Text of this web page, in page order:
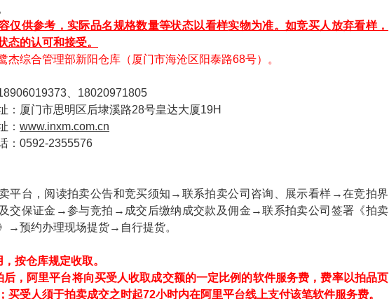
仅供参考，实际品名规格数量等状态以看样实物为准。如竞买人放弃看样，
态的认可和接受。
杰综合管理部新阳仓库（厦门市海沧区阳泰路68号）。
、18020971805
：厦门市思明区后埭溪路28号皇达大厦19H
： www.inxm.com.cn
：0592-2355576
平台，阅读拍卖公告和竞买须知→联系拍卖公司咨询、展示看样→在竞拍界
交保证金→参与竞拍→成交后缴纳成交款及佣金→联系拍卖公司签署《拍卖
→预约办理现场提货→自行提货。
按仓库规定收取。
后，阿里平台将向买受人收取成交额的一定比例的软件服务费，费率以拍品页
； 买受人须于拍卖成交之时起72小时内在阿里平台线上支付该笔软件服务费。